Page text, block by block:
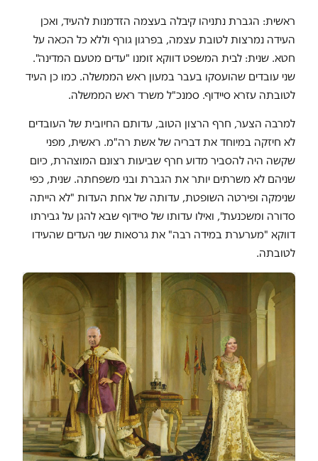
ראשית: הגברת נתניהו קיבלה בעצמה הזדמנות להעיד, ואכן
העידה נמרצות לטובת עצמה, בפרגון גורף וללא כל הכאה על
חטא. שנית: לבית המשפט דווקא זומנו "עדים מטעם המדינה".
שני עובדים שהועסקו בעבר במעון ראש הממשלה. כמו כן העיד
לטובתה עזרא סיידוף. סמנכ"ל משרד ראש הממשלה.
למרבה הצער, חרף הרצון הטוב, עדותם החיובית של העובדים
לא חיזקה במיוחד את דבריה של אשת רה"מ. ראשית, מפני
שקשה היה להסביר מדוע חרף שביעות רצונם המוצהרת, כיום
שניהם לא משרתים יותר את הגברת ובני משפחתה. שנית, כפי
שנימקה ופירטה השופטת, עדותה של אחת העדות "לא הייתה
סדורה ומשכנעת", ואילו עדותו של סיידוף שבא להגן על גבירתו
דווקא "מערערת במידה רבה" את גרסאות שני העדים שהעידו
לטובתה.